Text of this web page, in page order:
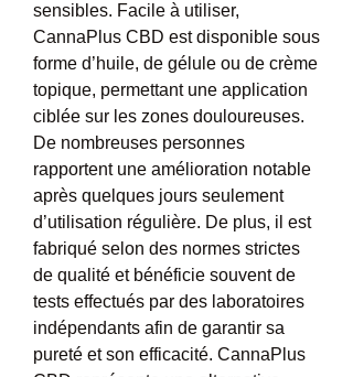
sensibles. Facile à utiliser,
CannaPlus CBD est disponible sous
forme d’huile, de gélule ou de crème
topique, permettant une application
ciblée sur les zones douloureuses.
De nombreuses personnes
rapportent une amélioration notable
après quelques jours seulement
d’utilisation régulière. De plus, il est
fabriqué selon des normes strictes
de qualité et bénéficie souvent de
tests effectués par des laboratoires
indépendants afin de garantir sa
pureté et son efficacité. CannaPlus